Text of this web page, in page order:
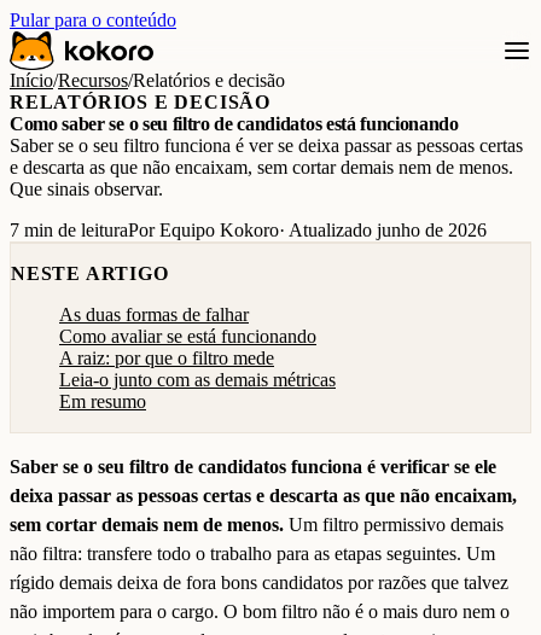
Pular para o conteúdo
Início/Recursos/Relatórios e decisão
RELATÓRIOS E DECISÃO
Como saber se o seu filtro de candidatos está funcionando
Saber se o seu filtro funciona é ver se deixa passar as pessoas certas
e descarta as que não encaixam, sem cortar demais nem de menos.
Que sinais observar.
7 min de leituraPor Equipo Kokoro· Atualizado junho de 2026
NESTE ARTIGO
As duas formas de falhar
Como avaliar se está funcionando
A raiz: por que o filtro mede
Leia-o junto com as demais métricas
Em resumo
Saber se o seu filtro de candidatos funciona é verificar se ele
deixa passar as pessoas certas e descarta as que não encaixam,
sem cortar demais nem de menos. Um filtro permissivo demais
não filtra: transfere todo o trabalho para as etapas seguintes. Um
rígido demais deixa de fora bons candidatos por razões que talvez
não importem para o cargo. O bom filtro não é o mais duro nem o